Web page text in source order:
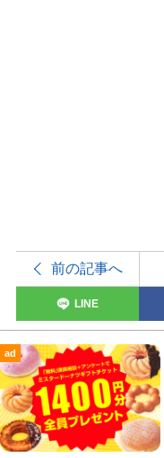
前の記事へ
LINE
ad